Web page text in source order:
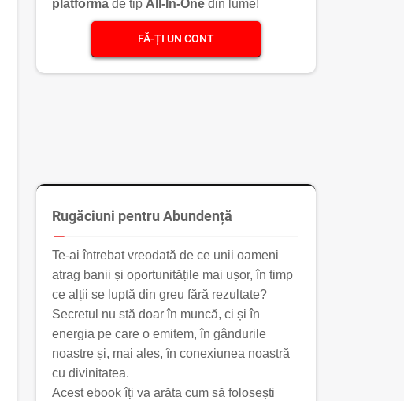
platformă de tip All-In-One din lume!
FĂ-ȚI UN CONT
Rugăciuni pentru Abundență
Te-ai întrebat vreodată de ce unii oameni
atrag banii și oportunitățile mai ușor, în timp
ce alții se luptă din greu fără rezultate?
Secretul nu stă doar în muncă, ci și în
energia pe care o emitem, în gândurile
noastre și, mai ales, în conexiunea noastră
cu divinitatea.
Acest ebook îți va arăta cum să folosești